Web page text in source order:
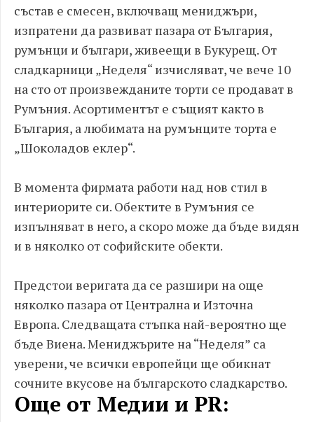
състав е смесен, включващ мениджъри,
изпратени да развиват пазара от България,
румънци и българи, живеещи в Букурещ. От
сладкарници „Неделя“ изчисляват, че вече 10
на сто от произвежданите торти се продават в
Румъния. Асортиментът е същият както в
България, а любимата на румънците торта е
„Шоколадов еклер“.
В момента фирмата работи над нов стил в
интериорите си. Обектите в Румъния се
изпълняват в него, а скоро може да бъде видян
и в няколко от софийските обекти.
Предстои веригата да се разшири на още
няколко пазара от Централна и Източна
Европа. Следващата стъпка най-вероятно ще
бъде Виена. Мениджърите на “Неделя” са
уверени, че всички европейци ще обикнат
сочните вкусове на българското сладкарство.
Още от Медии и PR: